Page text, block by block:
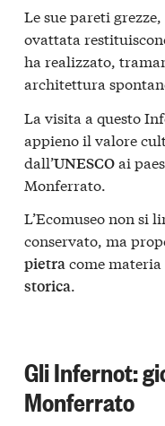
Le sue pareti grezze,
ovattata
ha realizzato,
architettura
La visita a questo
appieno il valore
dall’UNESCOai
Monferrato.
L’Ecomuseo non si
conservato, ma
pietracome
storica.
Gli Infernot:
Monferrato